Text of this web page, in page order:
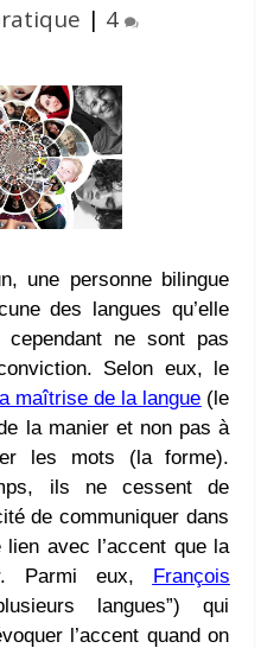
| 4
une personne bilingue
des langues qu’elle
ne sont pas
Selon eux, le
maîtrise de la langue (le
la manier et non pas à
les mots (la forme).
ils ne cessent de
de communiquer dans
lien avec l’accent que la
Parmi eux,
François
langues”) qui
l’accent quand on